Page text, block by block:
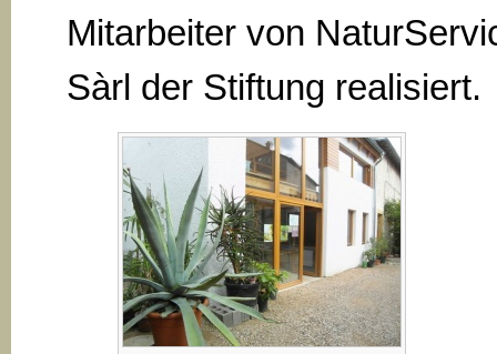
Mitarbeiter von
Sàrl der Stiftung realisiert.